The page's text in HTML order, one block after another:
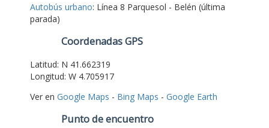
Autobús urbano: Línea 8 Parquesol - Belén (última
parada)
Coordenadas GPS
Latitud: N 41.662319
Longitud: W 4.705917
Ver en Google Maps - Bing Maps - Google Earth
Punto de encuentro